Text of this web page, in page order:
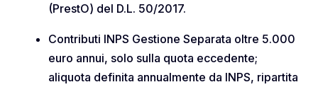
(PrestO) del D.L. 50/2017.
Contributi INPS Gestione Separata oltre 5.000
euro annui, solo sulla quota eccedente;
aliquota definita annualmente da INPS, ripartita